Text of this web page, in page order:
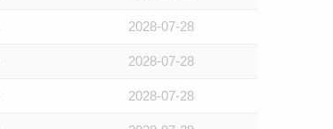
2028-07-28
2028-07-28
2028-07-28